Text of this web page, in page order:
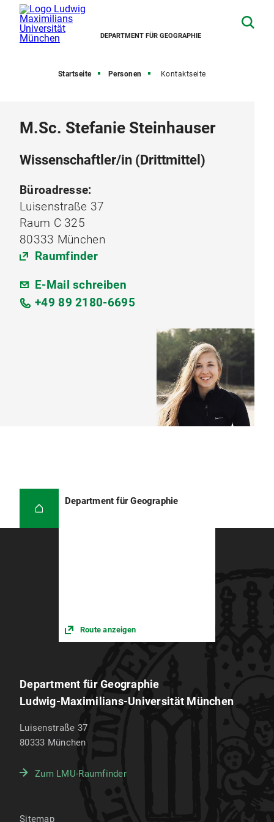
DEPARTMENT FÜR GEOGRAPHIE
Startseite Personen Kontaktseite
M.Sc. Stefanie Steinhauser
Wissenschaftler/in (Drittmittel)
Büroadresse:
Luisenstraße 37
Raum C 325
80333 München
Raumfinder
E-Mail schreiben
+49 89 2180-6695
Department für Geographie
Route anzeigen
Department für Geographie
Ludwig-Maximilians-Universität München
Luisenstraße 37
80333 München
Zum LMU-Raumfinder
Sitemap